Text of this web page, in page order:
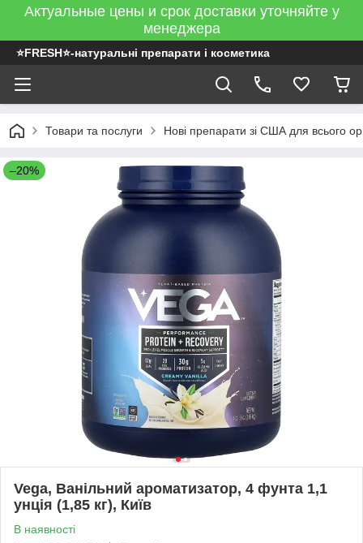
Актуальные цены и срок доставки уточняйте у
менеджера
⭐FRESH⭐-натуральні препарати і косметика
Товари та послуги Нові препарати зі США для всього
–20%
Vega, Ванільний ароматизатор, 4 фунта 1,1
унція (1,85 кг), Київ
В наявності